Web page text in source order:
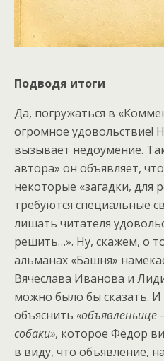
Подводя итоги
Да, погружаться в
огромное удовольствие!
вызывает недоумение.
автора» он объявляет,
некоторые «загадки, для
требуются специальные
лишать читателя
решить…». Ну, скажем, о
альманах «Башня»
Вячеслава Иванова и
можно было бы сказать.
объяснить
собаки», которое Фёдор
в виду, что объявление,